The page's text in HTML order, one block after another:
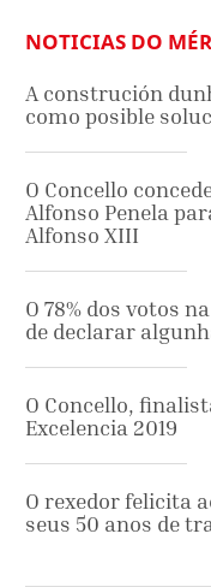
NOTICIAS DO
A construción
como posible
O Concello
Alfonso Penela
Alfonso XIII
O 78% dos votos
de declarar
O Concello,
Excelencia 2019
O rexedor felicita
seus 50 anos de